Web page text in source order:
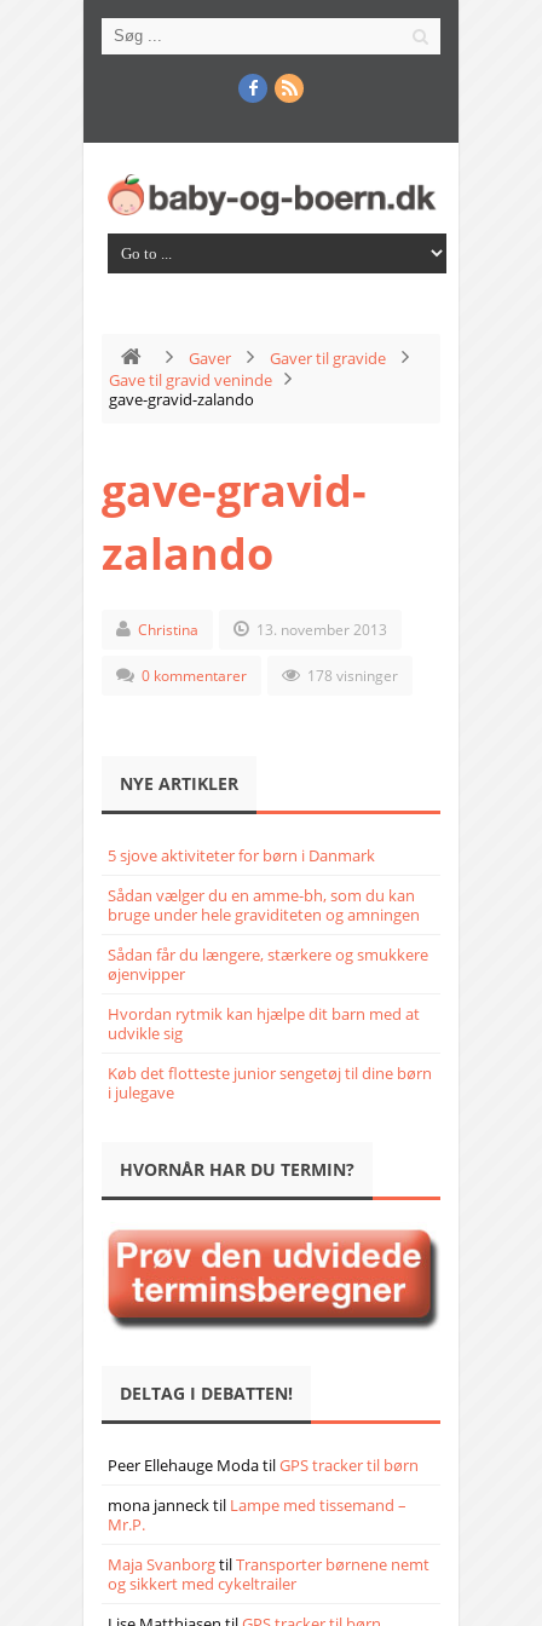
Gaver
Gaver til gravide
Gave til gravid veninde
gave-gravid-zalando
gave-gravid-
zalando
Christina 13. november 2013
0 kommentarer 178 visninger
NYE ARTIKLER
5 sjove aktiviteter for børn i Danmark
Sådan vælger du en amme-bh, som du kan
bruge under hele graviditeten og amningen
Sådan får du længere, stærkere og smukkere
øjenvipper
Hvordan rytmik kan hjælpe dit barn med at
udvikle sig
Køb det flotteste junior sengetøj til dine børn
i julegave
HVORNÅR HAR DU TERMIN?
DELTAG I DEBATTEN!
Peer Ellehauge ModatilGPS tracker til børn
mona jannecktil Lampe med tissemand –
Mr.P.
Maja SvanborgtilTransporter børnene nemt
og sikkert med cykeltrailer